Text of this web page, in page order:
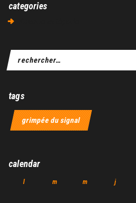
categories
tags
grimpée du signal
calendar
l m m j